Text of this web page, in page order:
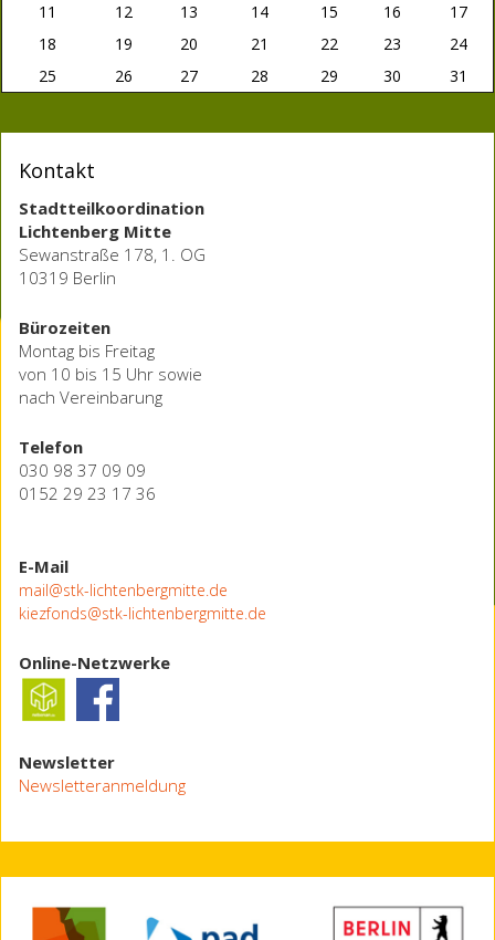
11
12 13 14 15 16
17
18
19 20 21 22 23
24
25
26 27 28 29 30 31
Kontakt
Stadtteilkoordination
Lichtenberg Mitte
Sewanstraße 178, 1. OG
10319 Berlin
Bürozeiten
Montag bis Freitag
von 10 bis 15 Uhr sowie
nach Vereinbarung
Telefon
030 98 37 09 09
0152 29 23 17 36
E-Mail
mail@stk-lichtenbergmitte.de
kiezfonds@stk-lichtenbergmitte.de
Online-Netzwerke
Newsletter
Newsletteranmeldung